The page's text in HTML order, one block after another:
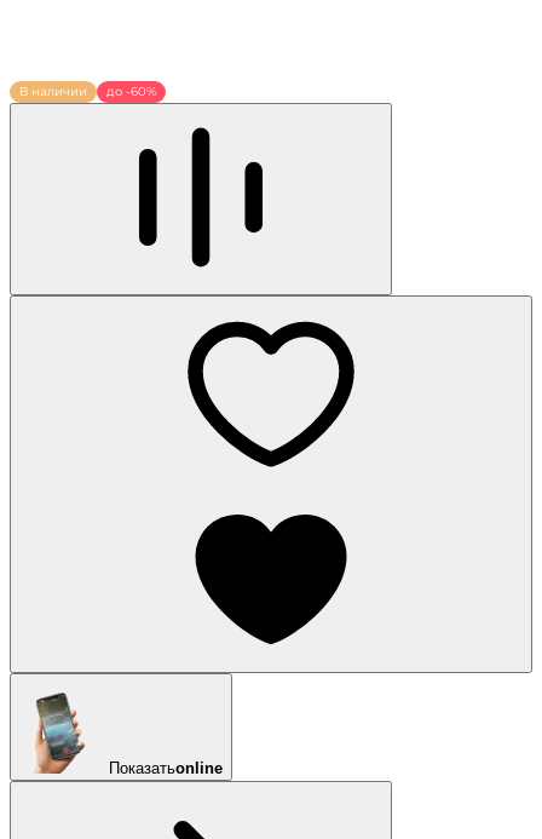
В наличии до -60%
Показатьonline